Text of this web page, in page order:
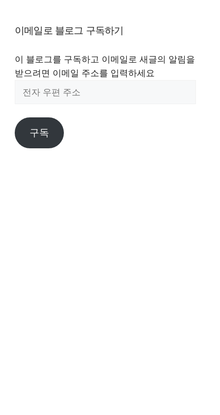
이메일로 블로그 구독하기
이 블로그를 구독하고 이메일로 새글의 알림을
받으려면 이메일 주소를 입력하세요
편
주
구독